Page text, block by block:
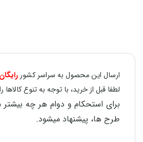
ارسال این محصول به سراسر کشوررایگان
لطفا قبل از خرید، با توجه به تنوع
طرح ها، پیشنهاد میشود.